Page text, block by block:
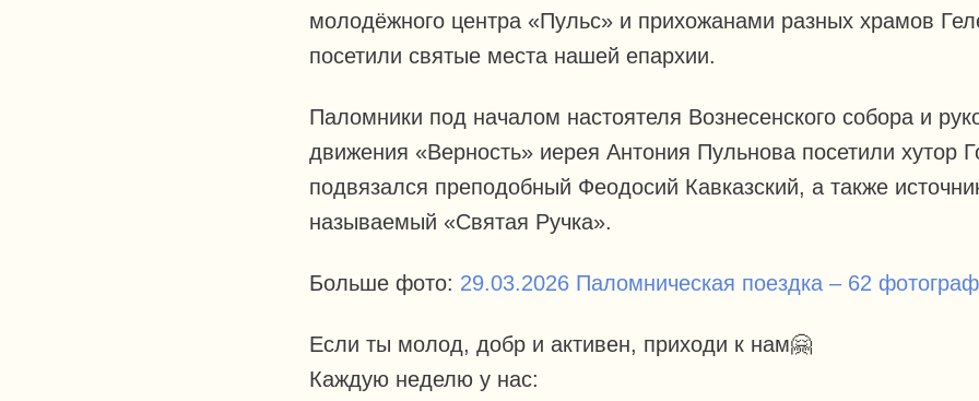
молодёжного центра «Пульс» и прихожанами разных храмов
посетили святые места нашей епархии.
Паломники под началом настоятеля Вознесенского собора и
движения «Верность» иерея Антония Пульнова посетили хутор
подвязался преподобный Феодосий Кавказский, а также
называемый «Святая Ручка».
Больше фото: 29.03.2026 Паломническая поездка – 62
Если ты молод, добр и активен, приходи к нам🤗
Каждую неделю у нас: